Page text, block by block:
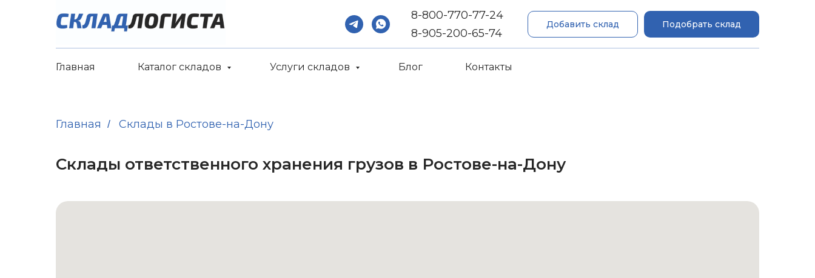
8-800-770-77-24
8-905-200-65-74‬
Добавить склад Подобрать склад
Главная Каталог складов Услуги складов Блог Контакты
Главная / Склады в Ростове-на-Дону
Склады ответственного хранения грузов в Ростове-на-Дону